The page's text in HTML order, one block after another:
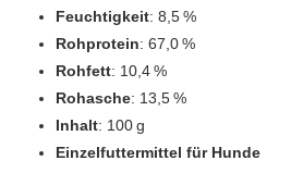
Feuchtigkeit: 8,5 %
Rohprotein: 67,0 %
Rohfett: 10,4 %
Rohasche: 13,5 %
Inhalt: 100 g
Einzelfuttermittel für Hunde